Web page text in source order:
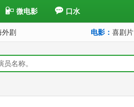
微电影 口水
外剧 电影： 喜剧片